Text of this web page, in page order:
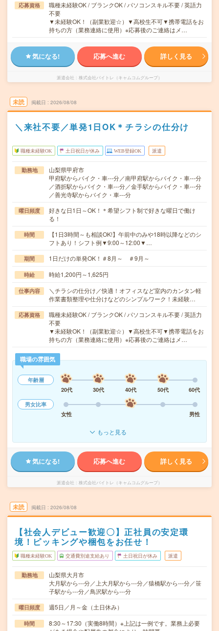
応募資格
職種未経験OK / ブランクOK / パソコンスキル不要 / 英語力
不要
▼未経験OK！（副業歓迎☆）▼高校生不可▼携帯電話をお
持ちの方（業務連絡に使用）※応募後のご連絡はメ…
気になる! 応募へ進む 詳しく見る
派遣会社 株式会社バイトレ（キャムコムグループ）
未読 掲載日 2026/08/08
＼来社不要／単発1日OK＊チラシの仕分け
職種未経験OK 土日祝日が休み WEB登録OK 派遣
勤務地
山梨県甲府市
甲府駅からバイク・車---分／南甲府駅からバイク・車---分
／酒折駅からバイク・車---分／金手駅からバイク・車---分
／善光寺駅からバイク・車---分
曜日頻度
好きな日1日～OK！＊希望シフト制で好きな曜日で働け
る！
時間
【1日3時間～も相談OK!】午前中のみや18時以降などのシ
フトあり！シフト例▼9:00～12:00▼…
期間 1日だけの単発OK！＃8月～ ＃9月～
時給 時給1,200円～1,625円
仕事内容
＼チラシの仕分け／快適！オフィスなど室内のカンタン軽
作業書類整理や仕分けなどのシンプルワーク！未経験…
応募資格
職種未経験OK / ブランクOK / パソコンスキル不要 / 英語力
不要
▼未経験OK！（副業歓迎☆）▼高校生不可▼携帯電話をお
持ちの方（業務連絡に使用）※応募後のご連絡はメ…
職場の雰囲気
年齢層
20代
30代 40代 50代
60代
男女比率
女性
男性
もっと見る
気になる! 応募へ進む 詳しく見る
派遣会社 株式会社バイトレ（キャムコムグループ）
未読 掲載日 2026/08/08
【社会人デビュー歓迎〇】正社員の安定環
境！ピッキングや梱包をお任せ！
職種未経験OK 交通費別途支給あり 土日祝日が休み 派遣
勤務地
山梨県大月市
大月駅から---分／上大月駅から---分／猿橋駅から---分／笹
子駅から---分／鳥沢駅から---分
曜日頻度 週5日／月～金（土日休み）
時間
8:30～17:30（実働8時間）※上記は一例です。業務上必要